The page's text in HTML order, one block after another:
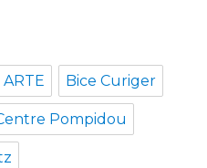
ARTE Bice Curiger
Pompidou